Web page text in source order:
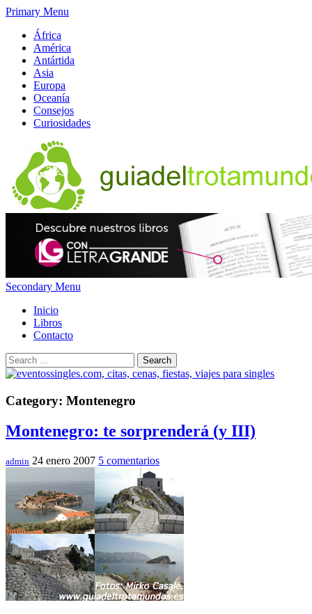
Primary Menu
África
América
Antártida
Asia
Europa
Oceanía
Consejos
Curiosidades
Secondary Menu
Inicio
Libros
Contacto
Search
Category: Montenegro
Montenegro: te sorprenderá (y III)
admin 24 enero 2007 5 comentarios